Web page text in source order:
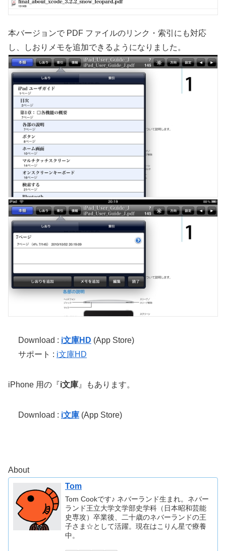
本バージョンで PDF ファイルのリンク・索引にも対応
し、しおりメモを追加できるようになりました。
Download : i文庫HD (App Store)
サポート : i文庫HD
iPhone 用の『i文庫 』もあります。
Download : i文庫 (App Store)
About
Tom
Tom Cookです♪ ネバーランド生まれ。ネバー
ランド王立大学文学部史学科（日本昭和芸能
史専攻）卒業後、二十歳のネバーランドの王
子さま☆として活躍。現在はこりん星で療養
中。